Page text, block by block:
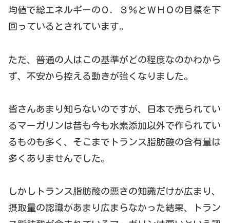
均値で総エネルギーの０．３％とＷＨＯの目標を下
回っているとされています。
ただ、普通の人はこの基準がどの程度なのかわから
ず、不安から控える動きが強くなりました。
皆さんあまり知らないのですが、日本で売られてい
るマーガリンは昔も今も水素添加以外で作られてい
るものも多く、そこまでトランス脂肪酸の含有量は
多くありませんでした。
しかしトランス脂肪酸の悪さの知識だけが広まり、
摂取量の認識があまり広まらなかった結果、トラン